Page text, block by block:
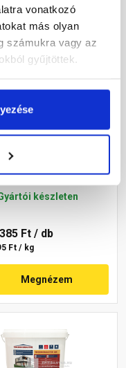
vonatkozó
más olyan
számukra vagy az
gyűjtöttek.
akril
kapart 2
22-D 25 kg
készleten
Ft / db
Ft / kg
Megnézem